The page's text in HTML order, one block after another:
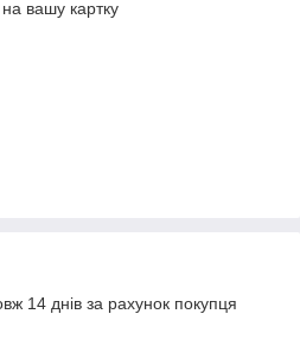
вашу картку
14 днів за рахунок покупця